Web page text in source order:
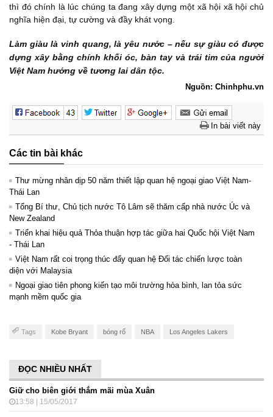
thì đó chính là lúc chúng ta đang xây dựng một xã hội xã hội chủ
nghĩa hiện đại, tự cường và đầy khát vọng.
Làm giàu là vinh quang, là yêu nước – nếu sự giàu có được
dựng xây bằng chính khối óc, bàn tay và trái tim của người
Việt Nam hướng về tương lai dân tộc.
Nguồn: Chinhphu.vn
In bài viết này
Các tin bài khác
Thư mừng nhân dịp 50 năm thiết lập quan hệ ngoại giao Việt Nam-
Thái Lan
Tổng Bí thư, Chủ tịch nước Tô Lâm sẽ thăm cấp nhà nước Úc và
New Zealand
Triển khai hiệu quả Thỏa thuận hợp tác giữa hai Quốc hội Việt Nam
- Thái Lan
Việt Nam rất coi trọng thúc đẩy quan hệ Đối tác chiến lược toàn
diện với Malaysia
Ngoại giao tiên phong kiến tạo môi trường hòa bình, lan tỏa sức
mạnh mềm quốc gia
Tags Kobe Bryant bóng rổ NBA Los Angeles Lakers
ĐỌC NHIỀU NHẤT
Giữ cho biên giới thắm mãi mùa Xuân
13:58 | 15/05/2017